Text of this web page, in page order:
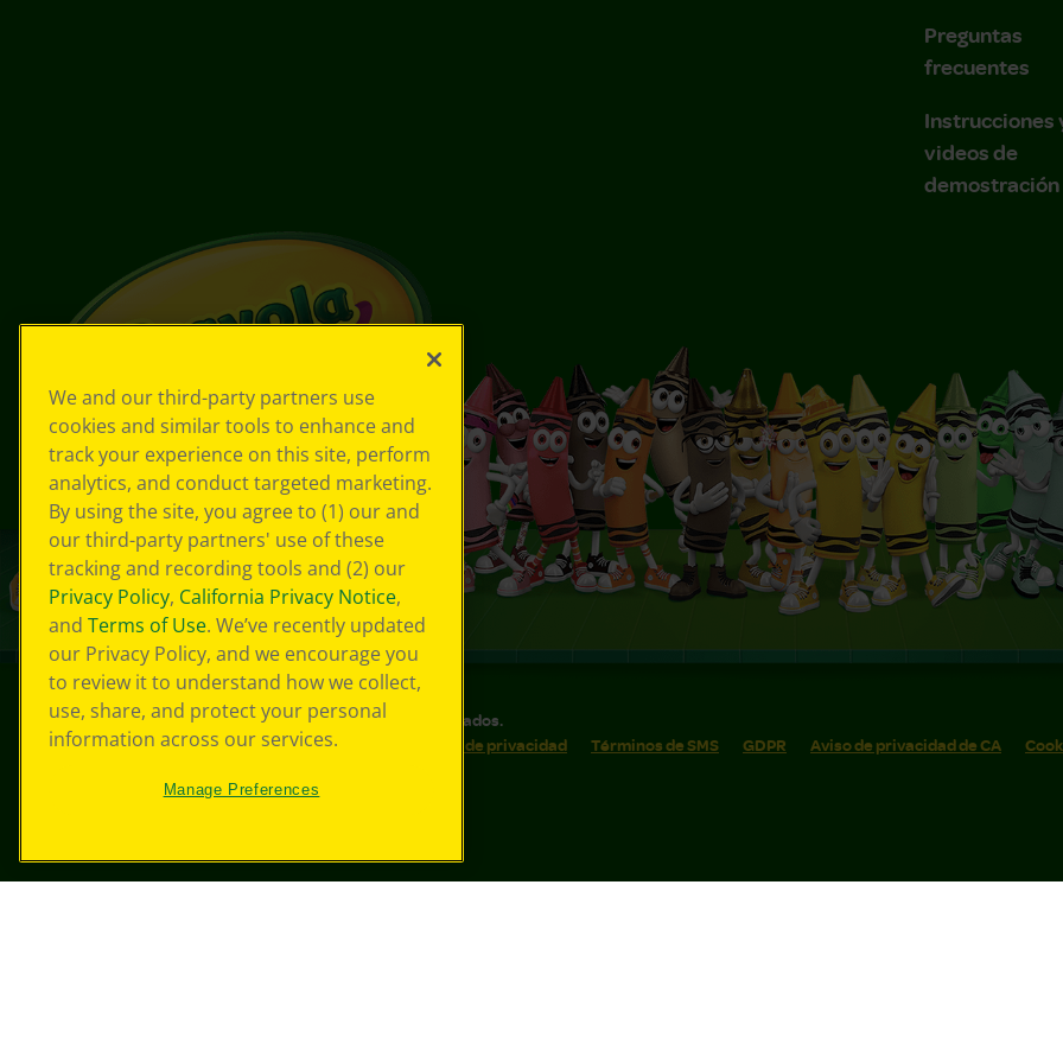
Preguntas
frecuentes
Instrucciones
videos de
demostración
© 2026 Crayola® Todos los derechos reservados.
Sus opciones de privacidad
Política de privacidad Términos de SMS GDPR Aviso de privacidad de CA
We and our third-party partners use
cookies and similar tools to enhance and
track your experience on this site, perform
analytics, and conduct targeted marketing.
By using the site, you agree to (1) our and
our third-party partners' use of these
tracking and recording tools and (2) our
Privacy Policy, California Privacy Notice,
and Terms of Use. We’ve recently updated
our Privacy Policy, and we encourage you
to review it to understand how we collect,
use, share, and protect your personal
information across our services.
Manage Preferences